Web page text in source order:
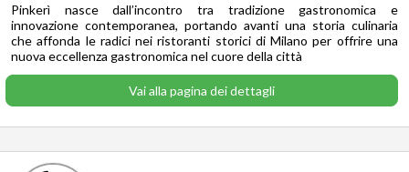
Pinkerì nasce dall’incontro tra tradizione gastronomica e
innovazione contemporanea, portando avanti una storia culinaria
che affonda le radici nei ristoranti storici di Milano per offrire una
nuova eccellenza gastronomica nel cuore della città
Vai alla pagina dei dettagli